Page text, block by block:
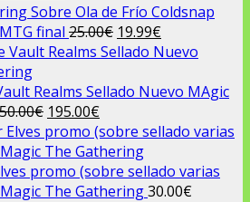
Sobre Ola de Frío Coldsnap
final 25.00€ El
precio
era:
19.99€
precio
es:
Realms Sellado Nuevo MAgic
€ El
precio
original
era:
250.00€.
195.00€
precio
actual
es:
195.00€.
promo (sobre sellado varias
The Gathering30.00€